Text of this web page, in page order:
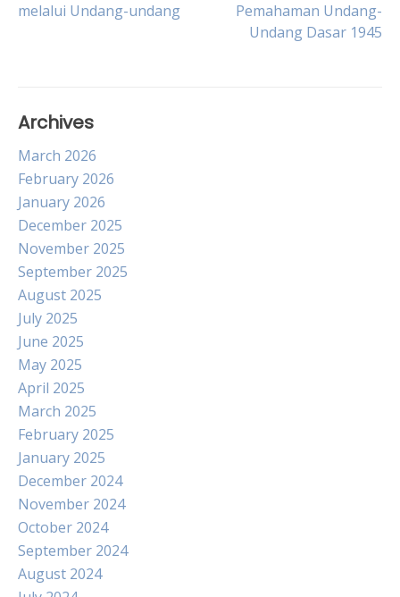
navigation
melalui Undang-undang
Pemahaman Undang-
Undang Dasar 1945
Archives
March 2026
February 2026
January 2026
December 2025
November 2025
September 2025
August 2025
July 2025
June 2025
May 2025
April 2025
March 2025
February 2025
January 2025
December 2024
November 2024
October 2024
September 2024
August 2024